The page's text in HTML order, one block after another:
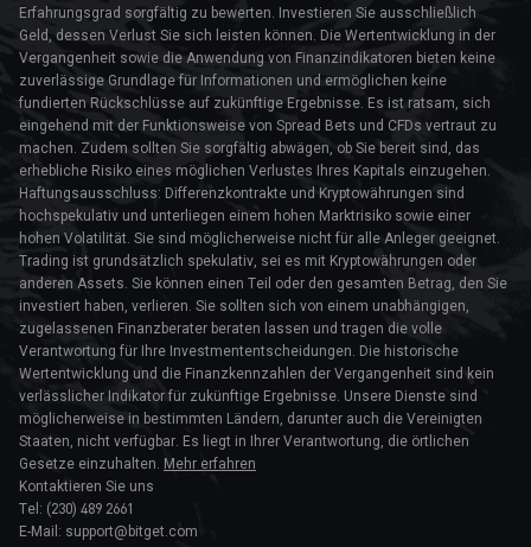
Erfahrungsgrad sorgfältig zu bewerten. Investieren Sie ausschließlich
Geld, dessen Verlust Sie sich leisten können. Die Wertentwicklung in der
Vergangenheit sowie die Anwendung von Finanzindikatoren bieten keine
zuverlässige Grundlage für Informationen und ermöglichen keine
fundierten Rückschlüsse auf zukünftige Ergebnisse. Es ist ratsam, sich
eingehend mit der Funktionsweise von Spread Bets und CFDs vertraut zu
machen. Zudem sollten Sie sorgfältig abwägen, ob Sie bereit sind, das
erhebliche Risiko eines möglichen Verlustes Ihres Kapitals einzugehen.
Haftungsausschluss: Differenzkontrakte und Kryptowährungen sind
hochspekulativ und unterliegen einem hohen Marktrisiko sowie einer
hohen Volatilität. Sie sind möglicherweise nicht für alle Anleger geeignet.
Trading ist grundsätzlich spekulativ, sei es mit Kryptowährungen oder
anderen Assets. Sie können einen Teil oder den gesamten Betrag, den Sie
investiert haben, verlieren. Sie sollten sich von einem unabhängigen,
zugelassenen Finanzberater beraten lassen und tragen die volle
Verantwortung für Ihre Investmententscheidungen. Die historische
Wertentwicklung und die Finanzkennzahlen der Vergangenheit sind kein
verlässlicher Indikator für zukünftige Ergebnisse. Unsere Dienste sind
möglicherweise in bestimmten Ländern, darunter auch die Vereinigten
Staaten, nicht verfügbar. Es liegt in Ihrer Verantwortung, die örtlichen
Gesetze einzuhalten. Mehr erfahren
Kontaktieren Sie uns
Tel: (230) 489 2661
E-Mail: support@bitget.com